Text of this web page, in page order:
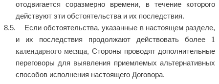
отодвигается соразмерно времени, в течение которого
действуют эти обстоятельства и их последствия.
Если обстоятельства, указанные в настоящем разделе,
и их последствия продолжают действовать более 1
календарного месяца, Стороны проводят дополнительные
переговоры для выявления приемлемых альтернативных
способов исполнения настоящего Договора.